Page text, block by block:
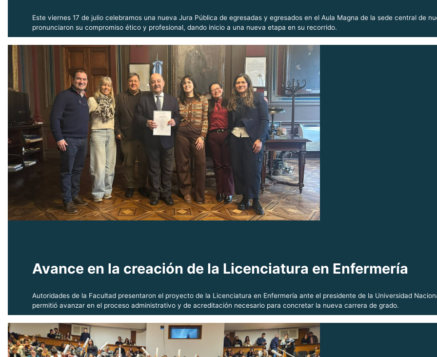
Este viernes 17 de julio celebramos una nueva Jura Pública de egresadas y egresados en el Aula Magna de la sede central de
pronunciaron su compromiso ético y profesional, dando inicio a una nueva etapa en su recorrido.
Avance en la creación de la Licenciatura en Enfermería
Autoridades de la Facultad presentaron el proyecto de la Licenciatura en Enfermería ante el presidente de la Universidad
permitió avanzar en el proceso administrativo y de acreditación necesario para concretar la nueva carrera de grado.